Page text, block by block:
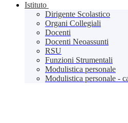
Istituto
Dirigente Scolastico
Organi Collegiali
Docenti
Docenti Neoassunti
RSU
Funzioni Strumentali
Modulistica personale
Modulistica personale -